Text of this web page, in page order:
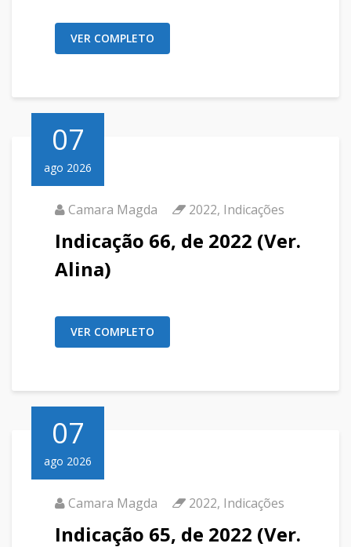
VER COMPLETO
07
ago 2026
Camara Magda 2022, Indicações
Indicação 66, de 2022 (Ver.
Alina)
VER COMPLETO
07
ago 2026
Camara Magda 2022, Indicações
Indicação 65, de 2022 (Ver.